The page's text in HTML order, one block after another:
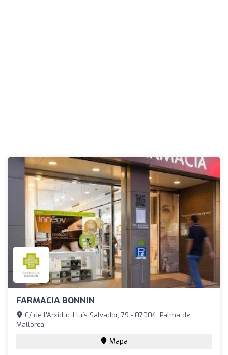
FARMACIA BONNIN
C/ de l'Arxiduc Lluís Salvador, 79 - 07004, Palma de
Mallorca
Mapa